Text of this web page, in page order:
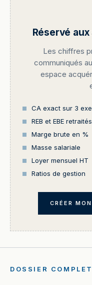
Réservé
Les chiffres
communiqués
espace
CA exact sur 3
REB et EBE retraités
Marge brute en %
Masse salariale
Loyer mensuel HT
Ratios de gestion
CRÉER
DOSSIER COMPLET